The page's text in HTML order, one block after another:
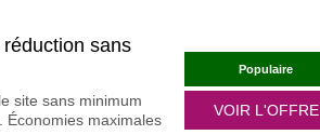
sans
site sans minimum
Économies maximales
Populaire
VOIR L'OFFRE